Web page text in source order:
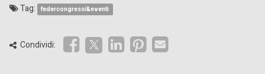
Tag: federcongressi&eventi
Condividi: